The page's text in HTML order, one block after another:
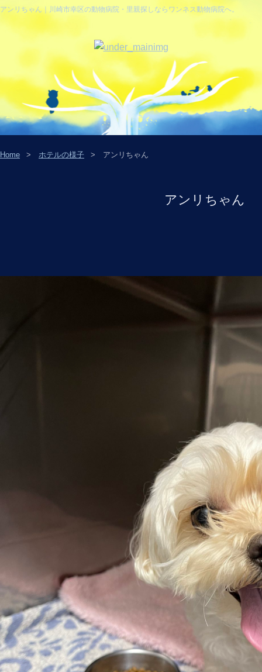
アンリちゃん｜川崎市幸区の動物病院・里親探しならワンネス動物病院へ。
Home ホテルの様子 アンリちゃん
アンリちゃん